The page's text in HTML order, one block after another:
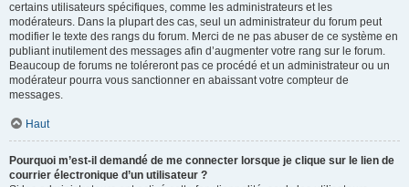
certains utilisateurs spécifiques, comme les administrateurs et les
modérateurs. Dans la plupart des cas, seul un administrateur du forum peut
modifier le texte des rangs du forum. Merci de ne pas abuser de ce système en
publiant inutilement des messages afin d’augmenter votre rang sur le forum.
Beaucoup de forums ne toléreront pas ce procédé et un administrateur ou un
modérateur pourra vous sanctionner en abaissant votre compteur de
messages.
Haut
Pourquoi m’est-il demandé de me connecter lorsque je clique sur le lien de
courrier électronique d’un utilisateur ?